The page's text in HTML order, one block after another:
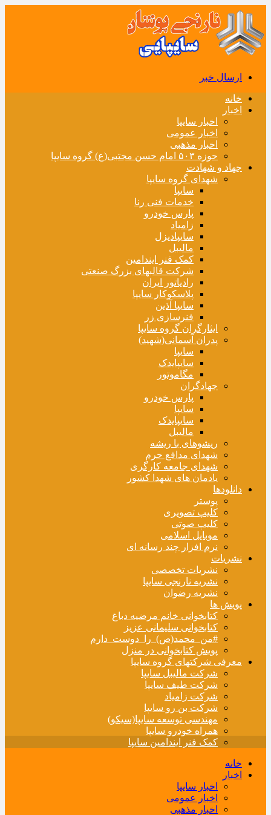
ارسال خبر
خانه
اخبار
اخبار سایپا
اخبار عمومی
اخبار مذهبی
حوزه ۵۰۳ امام حسن مجتبی(ع) گروه سایپا
جهاد و شهادت
شهدای گروه سایپا
سایپا
خدمات فنی رنا
پارس خودرو
زامیاد
سایپادیزل
مالیبل
کمک فنر ایندامین
شرکت قالبهای بزرگ صنعتی
رادیاتور ایران
پلاسکوکار سایپا
سایپا آذین
فنرسازی زر
ایثارگران گروه سایپا
پدران آسمانی(شهید)
سایپا
سایپایدک
مگاموتور
جهادگران
پارس خودرو
سایپا
سایپایدک
مالیبل
ریشوهای با ریشه
شهدای مدافع حرم
شهدای جامعه کارگری
یادمان های شهدا کشور
دانلودها
پوستر
کلیپ تصویری
کلیپ صوتی
موبایل اسلامی
نرم افزار چند رسانه ای
نشریات
نشریات تخصصی
نشریه نارنجی سایپا
نشریه رضوان
پویش ها
کتابخوانی خانم مرضیه دباغ
کتابخوانی سلیمانی عزیز
#من_محمد(ص)_را_دوست_دارم
پویش کتابخوانی در منزل
معرفی شرکتهای گروه سایپا
شرکت مالیبل سایپا
شرکت طیف سایپا
شرکت زامیاد
شرکت بن رو سایپا
مهندسی توسعه سایپا(سیکو)
همراه خودرو سایپا
کمک فنر ایندامین سایپا
خانه
اخبار
اخبار سایپا
اخبار عمومی
اخبار مذهبی